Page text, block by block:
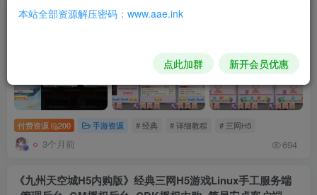
《九州仙侠传之云游九州平台币内购修复版》经典三网H5游
付费资源 200 手游资源 # 经典 # 详细教程 # 三网H5
3个月前 694
《九州天空城H5内购版》经典三网H5游戏Linux手工服务端
本站全部资源解压密码：www.aae.ink
点此加群 新开会员优惠